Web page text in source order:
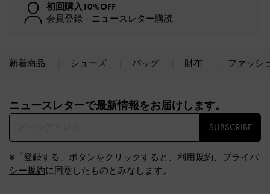
初回購入10%OFF
会員登録＋ニュースレター購読
新着商品 シューズ バッグ 財布 ファッシ
ニュースレターで最新情報をお届けします。​
SUBSCRIBE
※「登録する」ボタンをクリックすると、 利用規約、 プライバ
シー規約に同意したものとみなします。